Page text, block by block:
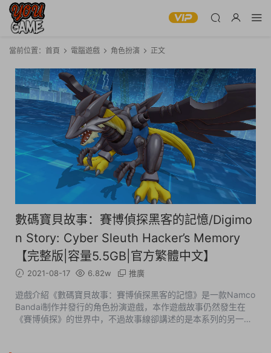
當前位置： 首頁 電腦遊戲 角色扮演 正文
數碼寶貝故事：賽博偵探黑客的記憶/Digimo
n Story: Cyber Sleuth Hacker’s Memory
【完整版|容量5.5GB|官方繁體中文】
2021-08-17 6.82w 推廣
遊戲介紹《數碼寶貝故事：賽博偵探黑客的記憶》是一款Namco
Bandai制作并發行的角色扮演遊戲，本作遊戲故事仍然發生在
《賽博偵探》的世界中，不過故事線卻講述的是本系列的另一